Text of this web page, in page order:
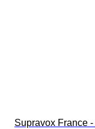
Supravox France -